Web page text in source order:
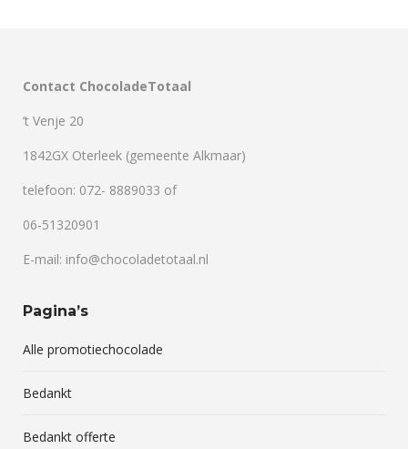
Contact ChocoladeTotaal
’t Venje 20
1842GX Oterleek (gemeente Alkmaar)
telefoon: 072- 8889033 of
06-51320901
E-mail: info@chocoladetotaal.nl
Pagina’s
Alle promotiechocolade
Bedankt
Bedankt offerte